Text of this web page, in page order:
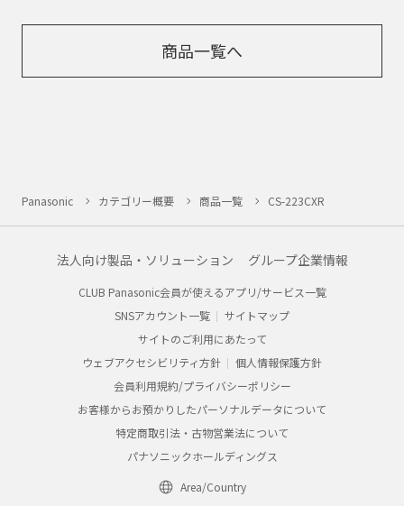
商品一覧へ
Panasonic カテゴリー概要 商品一覧 CS-223CXR
法人向け製品・ソリューション グループ企業情報
CLUB Panasonic会員が使えるアプリ/サービス一覧
SNSアカウント一覧
サイトマップ
サイトのご利用にあたって
ウェブアクセシビリティ方針
個人情報保護方針
会員利用規約/プライバシーポリシー
お客様からお預かりしたパーソナルデータについて
特定商取引法・古物営業法について
パナソニックホールディングス
Area/Country